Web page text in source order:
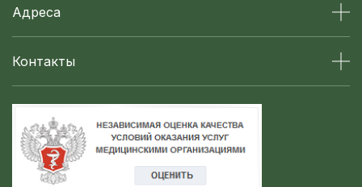
Адреса
Контакты